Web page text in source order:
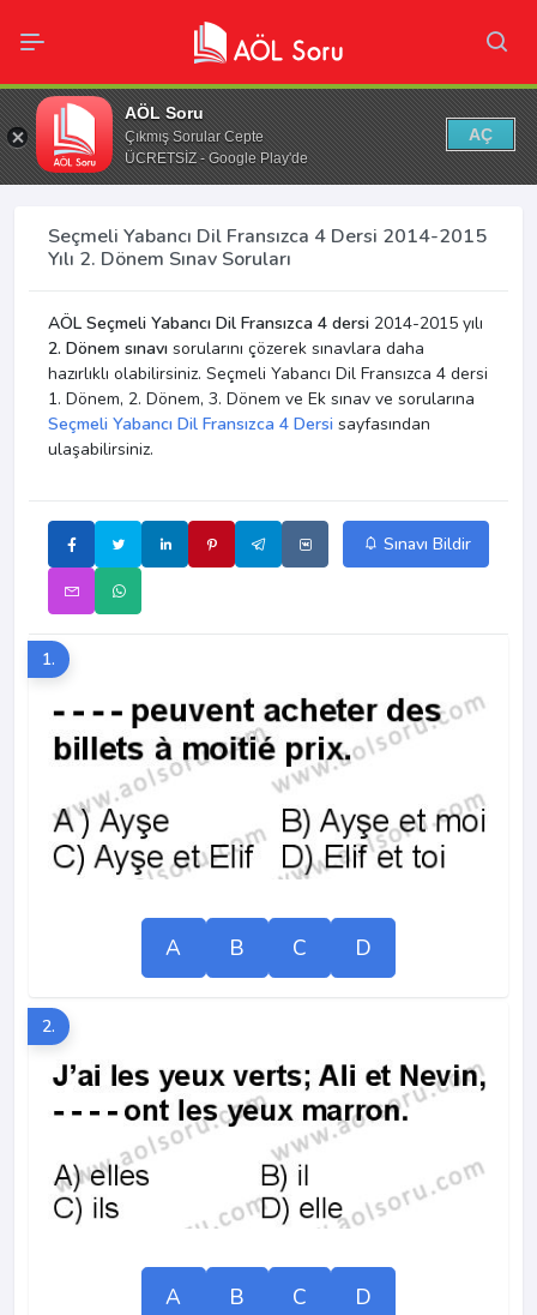
AÖL Soru
Çıkmış Sorular Cepte
ÜCRETSİZ - Google Play'de
AÇ
Seçmeli Yabancı Dil Fransızca 4 Dersi 2014-2015
Yılı 2. Dönem Sınav Soruları
AÖL Seçmeli Yabancı Dil Fransızca 4 dersi 2014-2015 yılı
2. Dönem sınavı sorularını çözerek sınavlara daha
hazırlıklı olabilirsiniz. Seçmeli Yabancı Dil Fransızca 4 dersi
1. Dönem, 2. Dönem, 3. Dönem ve Ek sınav ve sorularına
Seçmeli Yabancı Dil Fransızca 4 Dersi sayfasından
ulaşabilirsiniz.
Sınavı Bildir
1.
A B C D
2.
A B C D